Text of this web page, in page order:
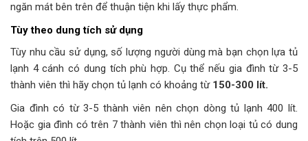
ngăn mát bên trên để thuận tiện khi lấy thực phẩm.
Tùy theo dung tích sử dụng
Tùy nhu cầu sử dụng, số lượng người dùng mà bạn chọn lựa tủ
lạnh 4 cánh có dung tích phù hợp. Cụ thể nếu gia đình từ 3-5
thành viên thì hãy chọn tủ lạnh có khoảng từ 150-300 lít.
Gia đình có từ 3-5 thành viên nên chọn dòng tủ lạnh 400 lít.
Hoặc gia đình có trên 7 thành viên thì nên chọn loại tủ có dung